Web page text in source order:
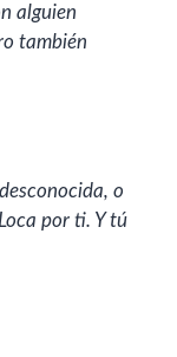
alguien
también
o
por ti. Y tú